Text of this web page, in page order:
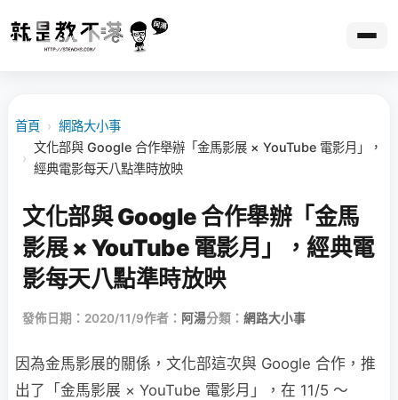
首頁 › 網路大小事
›
文化部與 Google 合作舉辦「金馬影展 × YouTube 電影月」，
經典電影每天八點準時放映
文化部與 Google 合作舉辦「金馬
影展 × YouTube 電影月」，經典電
影每天八點準時放映
發佈日期：2020/11/9作者： 阿湯分類： 網路大小事
因為金馬影展的關係，文化部這次與 Google 合作，推
出了「金馬影展 × YouTube 電影月」，在 11/5 ～